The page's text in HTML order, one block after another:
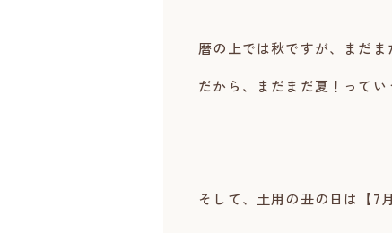
暦の上では秋ですが、まだま
だから、まだまだ夏！ってい
そして、土用の丑の日は【7